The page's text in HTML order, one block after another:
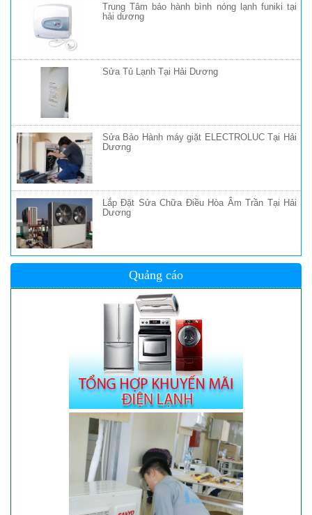
Trung Tâm bảo hành bình nóng lạnh funiki tại
hải dương
Sửa Tủ Lạnh Tại Hải Dương
Sửa Bảo Hành máy giặt ELECTROLUC Tại Hải
Dương
Lắp Đặt Sửa Chữa Điều Hòa Âm Trần Tại Hải
Dương
Quảng cáo